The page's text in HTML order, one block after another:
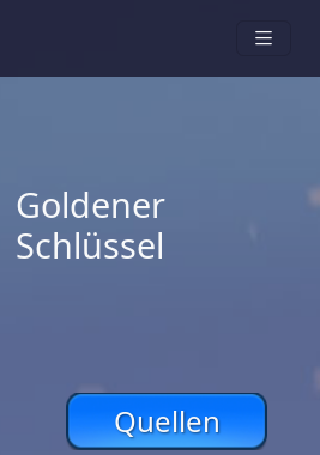
Goldener
Schlüssel
Quellen